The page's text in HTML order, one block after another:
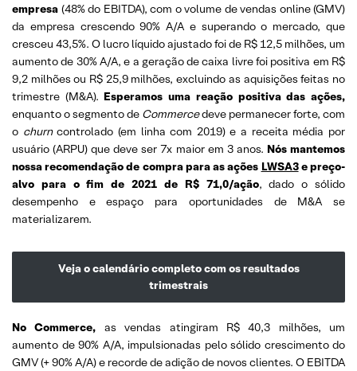
empresa (48% do EBITDA), com o volume de vendas online (GMV)
da empresa crescendo 90% A/A e superando o mercado, que
cresceu 43,5%. O lucro líquido ajustado foi de R$ 12,5 milhões, um
aumento de 30% A/A, e a geração de caixa livre foi positiva em R$
9,2 milhões ou R$ 25,9 milhões, excluindo as aquisições feitas no
trimestre (M&A). Esperamos uma reação positiva das ações,
enquanto o segmento de Commercedeve permanecer forte, com
o churncontrolado (em linha com 2019) e a receita média por
usuário (ARPU) que deve ser 7x maior em 3 anos. Nós mantemos
nossa recomendação de compra para as ações LWSA3e preço-
alvo para o fim de 2021 de R$ 71,0/ação, dado o sólido
desempenho e espaço para oportunidades de M&A se
materializarem.
Veja o calendário completo com os resultados
trimestrais
No Commerce, as vendas atingiram R$ 40,3 milhões, um
aumento de 90% A/A, impulsionadas pelo sólido crescimento do
GMV (+ 90% A/A) e recorde de adição de novos clientes. O EBITDA